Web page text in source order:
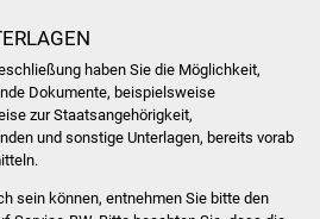
Was erledige ich wo
Dienstleistungen
haben Sie die Möglichkeit,
Dokumente, beispielsweise
zur Staatsangehörigkeit,
und sonstige Unterlagen, bereits vorab
sein können, entnehmen Sie bitte den